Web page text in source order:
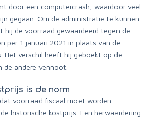
door een computercrash, waardoor veel
gegaan. Om de administratie te kunnen
hij de voorraad gewaardeerd tegen de
per 1 januari 2021 in plaats van de
Het verschil heeft hij geboekt op de
de andere vennoot.
is de norm
voorraad fiscaal moet worden
historische kostprijs. Een herwaardering